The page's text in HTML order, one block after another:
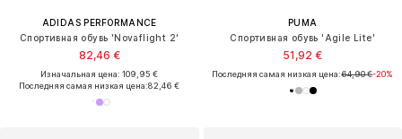
ADIDAS PERFORMANCE
Спортивная обувь 'Novaflight 2'
82,46 €
Изначальная цена: 109,95 €
Последняя самая низкая цена:82,46 €
PUMA
Спортивная обувь 'Agile Lite'
51,92 €
Последняя самая низкая цена:64,90 €-20%